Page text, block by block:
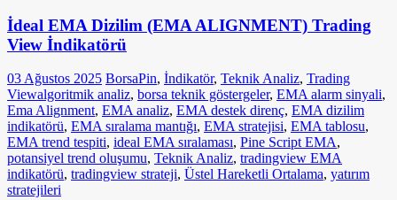
İdeal EMA Dizilim (EMA ALIGNMENT) Trading
View İndikatörü
03 Ağustos 2025 BorsaPin, İndikatör, Teknik Analiz, Trading
Viewalgoritmik analiz, borsa teknik göstergeler, EMA alarm sinyali,
Ema Alignment, EMA analiz, EMA destek direnç, EMA dizilim
indikatörü, EMA sıralama mantığı, EMA stratejisi, EMA tablosu,
EMA trend tespiti, ideal EMA sıralaması, Pine Script EMA,
potansiyel trend oluşumu, Teknik Analiz, tradingview EMA
indikatörü, tradingview strateji, Üstel Hareketli Ortalama, yatırım
stratejileri